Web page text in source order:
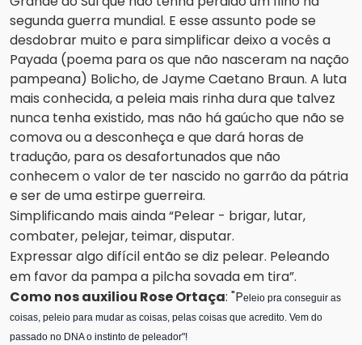
segunda guerra mundial. E esse assunto pode se
desdobrar muito e para simplificar deixo a vocês a
Payada (poema para os que não nasceram na nação
pampeana) Bolicho, de Jayme Caetano Braun. A luta
mais conhecida, a peleia mais rinha dura que talvez
nunca tenha existido, mas não há gaúcho que não se
comova ou a desconheça e que dará horas de
tradução, para os desafortunados que não
conhecem o valor de ter nascido no garrão da pátria
e ser de uma estirpe guerreira.
Simplificando mais ainda “Pelear - brigar, lutar,
combater, pelejar, teimar, disputar.
Expressar algo difícil então se diz pelear. Peleando
em favor da pampa a pilcha sovada em tira”.
Como nos auxiliou Rose Ortaça: "Peleio pra conseguir as
coisas, peleio para mudar as coisas, pelas coisas que acredito. Vem do
passado no DNA o instinto de peleador"!